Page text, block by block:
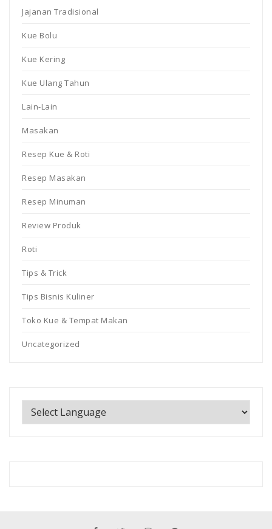
Jajanan Tradisional
Kue Bolu
Kue Kering
Kue Ulang Tahun
Lain-Lain
Masakan
Resep Kue & Roti
Resep Masakan
Resep Minuman
Review Produk
Roti
Tips & Trick
Tips Bisnis Kuliner
Toko Kue & Tempat Makan
Uncategorized